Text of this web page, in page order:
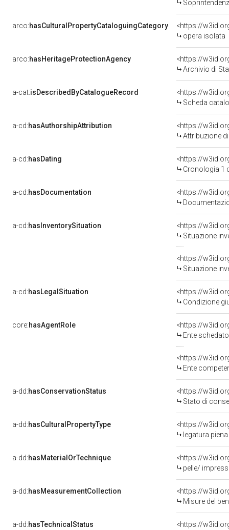
arco:hasCulturalPropertyCataloguingCategory
<https://
opera isolata
arco:hasHeritageProtectionAgency
<https://
Archivio di
a-cat:isDescribedByCatalogueRecord
<https://
Scheda
a-cd:hasAuthorshipAttribution
Attribuzione
a-cd:hasDating
<https://
Cronologia 1
a-cd:hasDocumentation
a-cd:hasInventorySituation
<https://
Situazione
<https://
Situazione
a-cd:hasLegalSituation
<https://
Condizione
core:hasAgentRole
<https://
Ente
<https://
Ente
a-dd:hasConservationStatus
<https://
Stato di
a-dd:hasCulturalPropertyType
<https://
legatura piena
a-dd:hasMaterialOrTechnique
<https://
pelle/
a-dd:hasMeasurementCollection
<https://
Misure del
a-dd:hasTechnicalStatus
<https://